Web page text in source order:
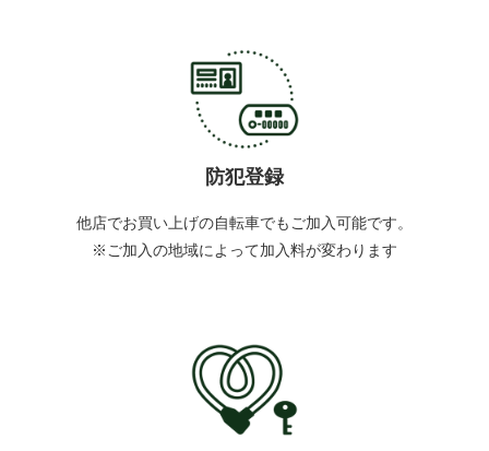
防犯登録
他店でお買い上げの自転車でもご加入可能です。
※ご加入の地域によって加入料が変わります